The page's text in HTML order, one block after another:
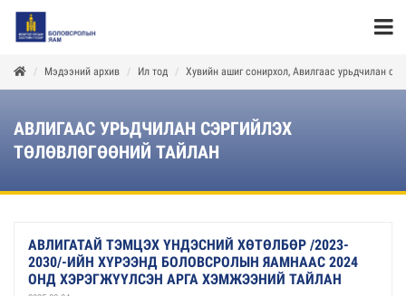
Мэдээний архив Ил тод Хувийн ашиг сонирхол, Авилгаас урьдчилан
АВЛИГААС УРЬДЧИЛАН СЭРГИЙЛЭХ
ТӨЛӨВЛӨГӨӨНИЙ ТАЙЛАН
АВЛИГАТАЙ ТЭМЦЭХ ҮНДЭСНИЙ ХӨТӨЛБӨР /2023-
2030/-ИЙН ХҮРЭЭНД БОЛОВСРОЛЫН ЯАМНААС 2024
ОНД ХЭРЭГЖҮҮЛСЭН АРГА ХЭМЖЭЭНИЙ ТАЙЛАН